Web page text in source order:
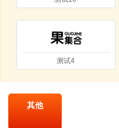
测试4
其他